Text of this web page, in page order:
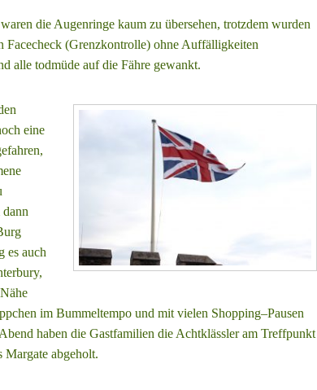
die Augenringe kaum zu übersehen, trotzdem wurden
Facecheck (Grenzkontrolle) ohne Auffälligkeiten
alle todmüde auf die Fähre gewankt.
eine
es auch
im Bummeltempo und mit vielen Shopping–Pausen
haben die Gastfamilien die Achtklässler am Treffpunkt
Margate abgeholt.